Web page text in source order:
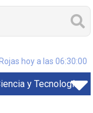
hoy a las 06:30:00
y Tecnología